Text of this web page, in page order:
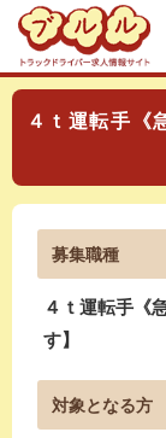
４ｔ運転手《
募集職種
４ｔ運転手《
す】
対象となる方